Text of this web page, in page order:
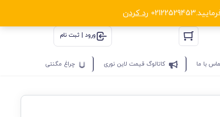
رد کردن
ورود | ثبت نام
با ما کاتالوگ قیمت لاین نوری چراغ مگنتی